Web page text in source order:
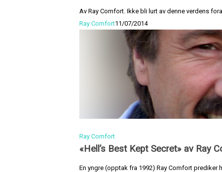
Av Ray Comfort. Ikke bli lurt av denne verdens
Ray Comfort11/07/2014
Ray Comfort
«Hell’s Best Kept Secret» av Ray
En yngre (opptak fra 1992) Ray Comfort prediker